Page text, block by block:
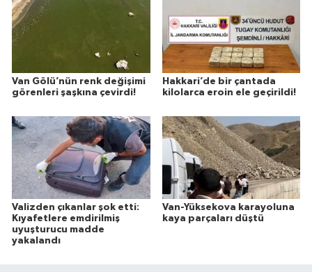
Van Gölü’nün renk değişimi
görenleri şaşkına çevirdi!
Hakkari’de bir çantada
kilolarca eroin ele geçirildi!
Valizden çıkanlar şok etti:
Kıyafetlere emdirilmiş
uyuşturucu madde
yakalandı
Van-Yüksekova karayoluna
kaya parçaları düştü